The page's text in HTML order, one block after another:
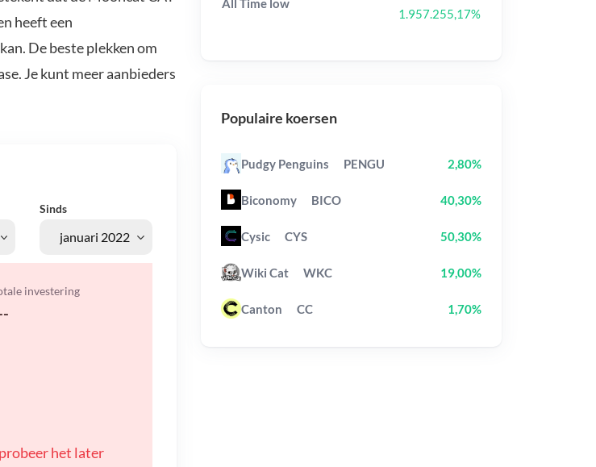
heeft een
De beste plekken om
Je kunt meer aanbieders
Sinds
investering
het later
All Time low
1.957.255,17%
Populaire koersen
Pudgy Penguins PENGU 2,80%
Biconomy BICO 40,30%
Cysic CYS 50,30%
Wiki Cat WKC 19,00%
Canton CC 1,70%